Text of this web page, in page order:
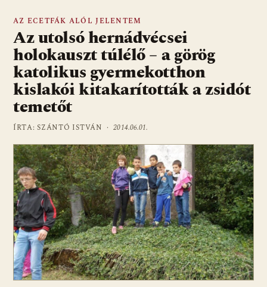
AZ ECETFÁK ALÓL JELENTEM
Az utolsó hernádvécsei
holokauszt túlélő – a görög
katolikus gyermekotthon
kislakói kitakarították a zsidót
temetőt
ÍRTA: SZÁNTÓ ISTVÁN ·2014.06.01.